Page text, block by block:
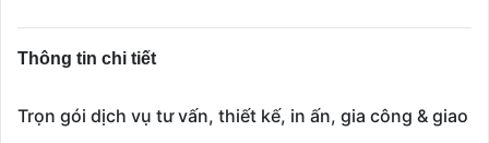
Thông tin chi tiết
Trọn gói dịch vụ tư vấn, thiết kế, in ấn, gia công & giao